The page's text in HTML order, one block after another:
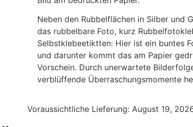
Neben den Rubbelflächen in Silber und
das rubbelbare Foto, kurz
Selbstklebeetiktten: Hier ist ein buntes
und darunter kommt das am Papier
Vorschein. Durch unerwartete
verblüffende Überraschungsmomente
Voraussichtliche Lieferung: August 19,